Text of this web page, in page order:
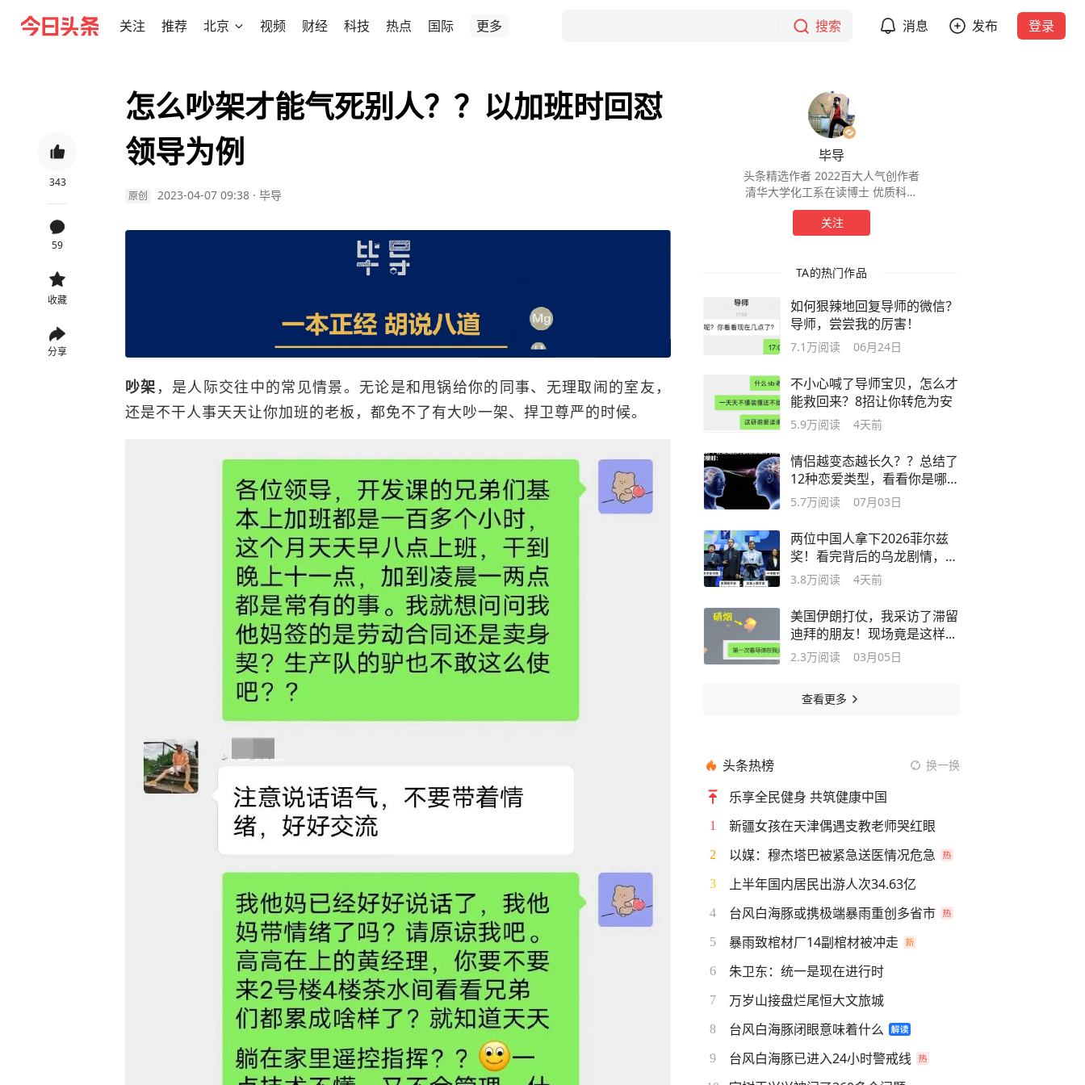
关注 推荐 北京 视频 财经 科技 热点 国际 更多 搜索 消息 发布 登录
343
59
收藏
分享
怎么吵架才能气死别人？？以加班时回怼
领导为例
原创 2023-04-07 09:38 · 毕导
吵架，是人际交往中的常见情景。无论是和甩锅给你的同事、无理取闹的室友，
还是不干人事天天让你加班的老板，都免不了有大吵一架、捍卫尊严的时候。
毕导
头条精选作者 2022百大人气创作者
清华大学化工系在读博士 优质科学
领域创作者
关注
TA的热门作品
如何狠辣地回复导师的微信？
导师，尝尝我的厉害！
7.1万阅读 06月24日
不小心喊了导师宝贝，怎么才
能救回来？8招让你转危为安
5.9万阅读 4天前
情侣越变态越长久？？总结了
12种恋爱类型，看看你是哪一
种
5.7万阅读 07月03日
两位中国人拿下2026菲尔兹
奖！看完背后的乌龙剧情，我
不困了
3.8万阅读 4天前
美国伊朗打仗，我采访了滞留
迪拜的朋友！现场竟是这样...
2.3万阅读 03月05日
查看更多
头条热榜 换一换
乐享全民健身 共筑健康中国
1 新疆女孩在天津偶遇支教老师哭红眼
2 以媒：穆杰塔巴被紧急送医情况危急
3 上半年国内居民出游人次34.63亿
4 台风白海豚或携极端暴雨重创多省市
5 暴雨致棺材厂14副棺材被冲走
6 朱卫东：统一是现在进行时
7 万岁山接盘烂尾恒大文旅城
8 台风白海豚闭眼意味着什么
9 台风白海豚已进入24小时警戒线